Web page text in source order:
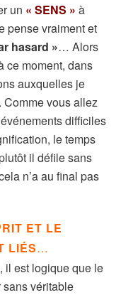
un « SENS » à
pense vraiment et
hasard »… Alors
ce moment, dans
auxquelles je
vous allez
difficiles
le temps
il défile sans
n’a au final pas
ET LE
LIÉS…
il est logique que le
véritable